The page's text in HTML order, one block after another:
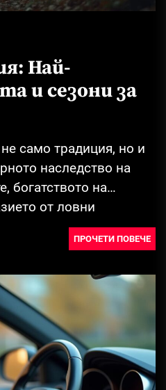
Най-
и сезони за
само традиция, но и
наследство на
богатството на
от ловни
ПРОЧЕТИ ПОВЕЧЕ